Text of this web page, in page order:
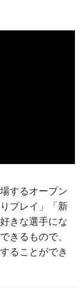
するオープン
プレイ」「新
きな選手にな
きるもので、
ることができ